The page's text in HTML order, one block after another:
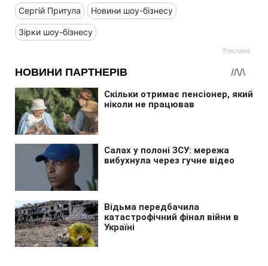
Сергій Притула Новини шоу-бізнесу
Зірки шоу-бізнесу